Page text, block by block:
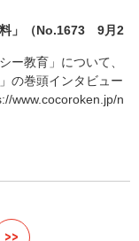
料」（No.1673 9月2
ー教育」について、
の巻頭インタビュー
www.cocoroken.jp/n